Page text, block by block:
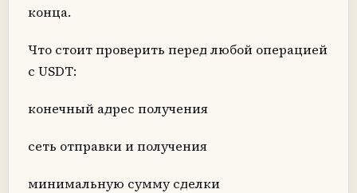
конца.
Что стоит проверить перед любой операцией
с USDT:
конечный адрес получения
сеть отправки и получения
минимальную сумму сделки